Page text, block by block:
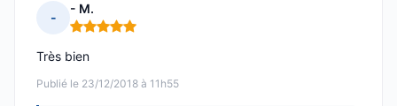
-
- M.
Note : 5 sur 5
Publié le 23/12/2018 à 11h55
Très bien